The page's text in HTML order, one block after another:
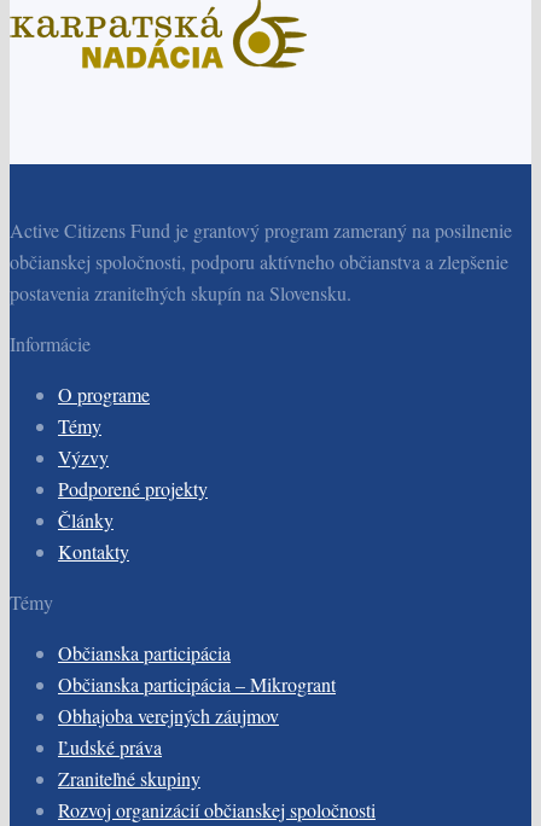
Active Citizens Fund je grantový program zameraný na posilnenie
občianskej spoločnosti, podporu aktívneho občianstva a zlepšenie
postavenia zraniteľných skupín na Slovensku.
Informácie
O programe
Témy
Výzvy
Podporené projekty
Články
Kontakty
Témy
Občianska participácia
Občianska participácia – Mikrogrant
Obhajoba verejných záujmov
Ľudské práva
Zraniteľné skupiny
Rozvoj organizácií občianskej spoločnosti